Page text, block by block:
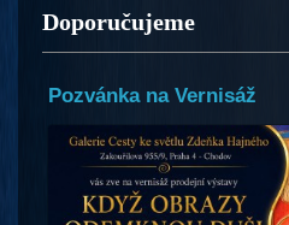
Doporučujeme
Pozvánka na Vernisáž